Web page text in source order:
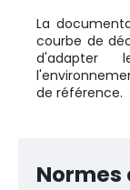
La
courbe de
d'adapter
de référence.